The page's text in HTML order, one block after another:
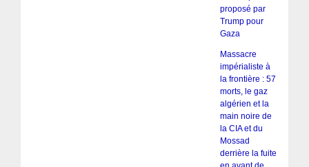
proposé par
Trump pour
Gaza
Massacre
impérialiste à
la frontière : 57
morts, le gaz
algérien et la
main noire de
la CIA et du
Mossad
derrière la fuite